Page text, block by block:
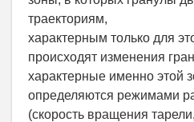
траекториям,
характерным только для
происходят изменения
характерные именно этой
определяются режимами
(скорость вращения